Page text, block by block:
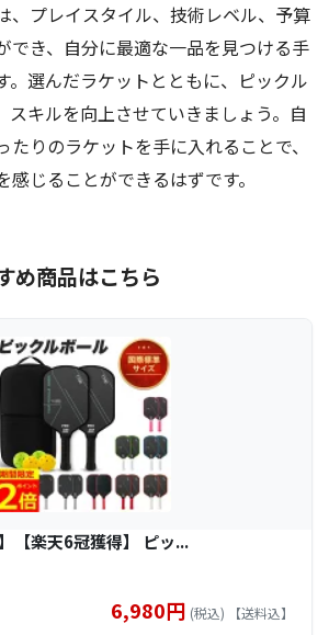
、プレイスタイル、技術レベル、予算
でき、自分に最適な一品を見つける手
。選んだラケットとともに、ピックル
スキルを向上させていきましょう。自
りのラケットを手に入れることで、
感じることができるはずです。
め商品はこちら
【楽天6冠獲得】 ピッ...
6,980円 (税込) 【送料込】